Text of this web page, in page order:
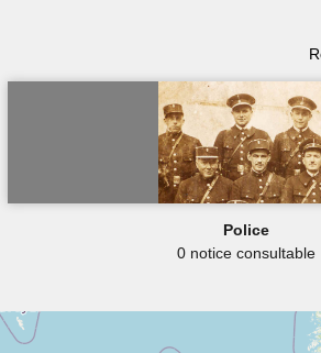
Police
0 notice consultable